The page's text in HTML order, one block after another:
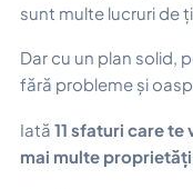
sunt multe lucruri de
Dar cu un plan solid,
fără probleme și
Iată 11 sfaturi care
mai multe proprietăți